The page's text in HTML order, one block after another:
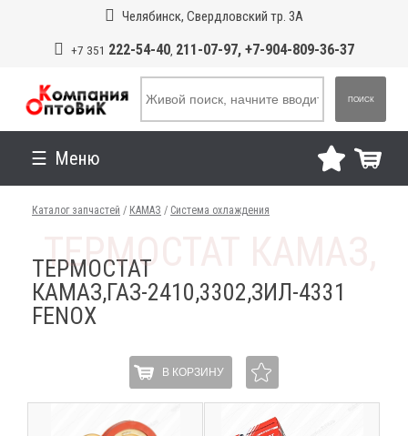
Челябинск, Свердловский тр. 3А
+7 351 222-54-40, 211-07-97, +7-904-809-36-37
ПОИСК
Меню
Каталог запчастей / КАМАЗ / Система охлаждения
ТЕРМОСТАТ
КАМАЗ,ГАЗ-2410,3302,ЗИЛ-4331
FENOX
В КОРЗИНУ